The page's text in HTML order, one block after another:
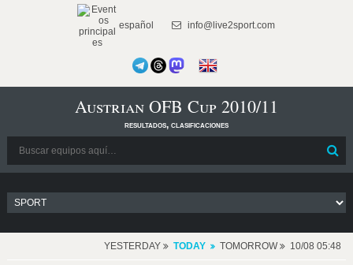
español info@live2sport.com
Austrian OFB Cup 2010/11
resultados, clasificaciones
YESTERDAY TODAY TOMORROW 10/08 05:48